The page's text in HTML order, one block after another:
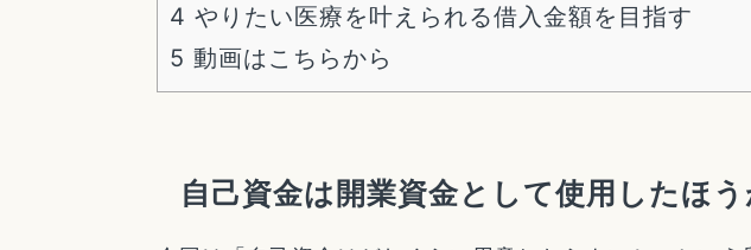
4 やりたい医療を叶えられる借入金額を目指す
5 動画はこちらから
自己資金は開業資金として使用したほ